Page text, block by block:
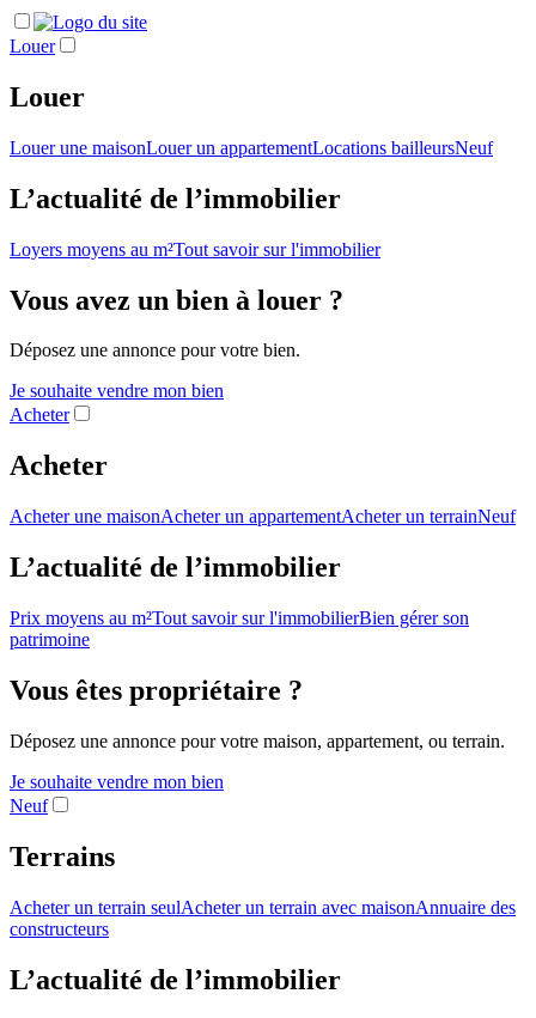
Louer
Louer
Louer une maisonLouer un appartementLocations bailleursNeuf
L’actualité de l’immobilier
Loyers moyens au m²Tout savoir sur l'immobilier
Vous avez un bien à louer ?
Déposez une annonce pour votre bien.
Je souhaite vendre mon bien
Acheter
Acheter
Acheter une maisonAcheter un appartementAcheter un terrainNeuf
L’actualité de l’immobilier
Prix moyens au m²Tout savoir sur l'immobilierBien gérer son
patrimoine
Vous êtes propriétaire ?
Déposez une annonce pour votre maison, appartement, ou terrain.
Je souhaite vendre mon bien
Neuf
Terrains
Acheter un terrain seulAcheter un terrain avec maisonAnnuaire des
constructeurs
L’actualité de l’immobilier